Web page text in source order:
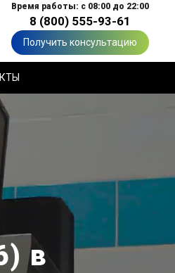
Время работы: с 08:00 до 22:00
8 (800) 555-93-61
Получить консультацию
в